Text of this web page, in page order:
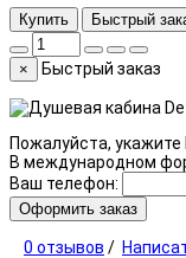
Купить Быстрый
× Быстрый заказ
Пожалуйста,
В международном
Ваш телефон:
Оформить заказ
0 отзывов /